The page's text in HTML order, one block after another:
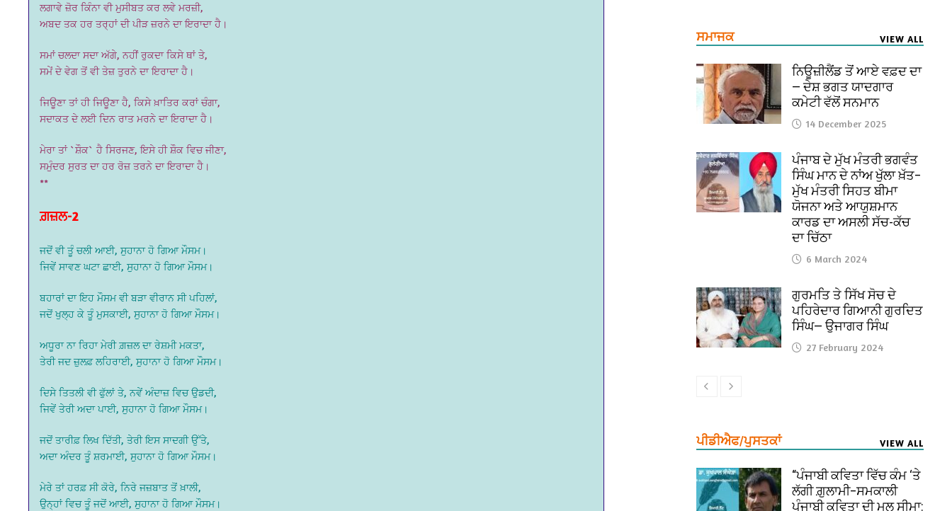
ਲਗਾਵੇ ਜ਼ੋਰ ਕਿੰਨਾ ਵੀ ਮੁਸੀਬਤ ਕਰ ਲਵੇ ਮਰਜ਼ੀ,
ਅਬਦ ਤਕ ਹਰ ਤਰ੍ਹਾਂ ਦੀ ਪੀੜ ਜ਼ਰਨੇ ਦਾ ਇਰਾਦਾ ਹੈ।
ਸਮਾਂ ਚਲਦਾ ਸਦਾ ਅੱਗੇ, ਨਹੀਂ ਰੁਕਦਾ ਕਿਸੇ ਥਾਂ ਤੇ,
ਸਮੇਂ ਦੇ ਵੇਗ ਤੋਂ ਵੀ ਤੇਜ਼ ਤੁਰਨੇ ਦਾ ਇਰਾਦਾ ਹੈ।
ਜਿਊਣਾ ਤਾਂ ਹੀ ਜਿਊਣਾ ਹੈ, ਕਿਸੇ ਖ਼ਾਤਿਰ ਕਰਾਂ ਚੰਗਾ,
ਸਦਾਕਤ ਦੇ ਲਈ ਦਿਨ ਰਾਤ ਮਰਨੇ ਦਾ ਇਰਾਦਾ ਹੈ।
ਮੇਰਾ ਤਾਂ `ਸ਼ੌਕ` ਹੈ ਸਿਰਜਣ, ਇਸੇ ਹੀ ਸ਼ੌਕ ਵਿਚ ਜੀਣਾ,
ਸਮੁੰਦਰ ਸੁਰਤ ਦਾ ਹਰ ਰੋਜ਼ ਤਰਨੇ ਦਾ ਇਰਾਦਾ ਹੈ।
**
ਗ਼ਜ਼ਲ-2
ਜਦੋਂ ਵੀ ਤੂੰ ਚਲੀ ਆਈ, ਸੁਹਾਨਾ ਹੋ ਗਿਆ ਮੌਸਮ।
ਜਿਵੇਂ ਸਾਵਣ ਘਟਾ ਛਾਈ, ਸੁਹਾਨਾ ਹੋ ਗਿਆ ਮੌਸਮ।
ਬਹਾਰਾਂ ਦਾ ਇਹ ਮੌਸਮ ਵੀ ਬੜਾ ਵੀਰਾਨ ਸੀ ਪਹਿਲਾਂ,
ਜਦੋਂ ਖੁਲ੍ਹ ਕੇ ਤੂੰ ਮੁਸਕਾਈ, ਸੁਹਾਨਾ ਹੋ ਗਿਆ ਮੌਸਮ।
ਅਧੂਰਾ ਨਾ ਰਿਹਾ ਮੇਰੀ ਗ਼ਜ਼ਲ ਦਾ ਰੇਸ਼ਮੀ ਮਕਤਾ,
ਤੇਰੀ ਜਦ ਜ਼ੁਲਫ਼ ਲਹਿਰਾਈ, ਸੁਹਾਨਾ ਹੋ ਗਿਆ ਮੌਸਮ।
ਦਿਸੇ ਤਿਤਲੀ ਵੀ ਫੁੱਲਾਂ ਤੇ, ਨਵੇਂ ਅੰਦਾਜ਼ ਵਿਚ ਉਡਦੀ,
ਜਿਵੇਂ ਤੇਰੀ ਅਦਾ ਪਾਈ, ਸੁਹਾਨਾ ਹੋ ਗਿਆ ਮੌਸਮ।
ਜਦੋਂ ਤਾਰੀਫ਼ ਲਿਖ ਦਿੱਤੀ, ਤੇਰੀ ਇਸ ਸਾਦਗੀ ਉੱਤੇ,
ਅਦਾ ਅੰਦਰ ਤੂੰ ਸ਼ਰਮਾਈ, ਸੁਹਾਨਾ ਹੋ ਗਿਆ ਮੌਸਮ।
ਮੇਰੇ ਤਾਂ ਹਰਫ਼ ਸੀ ਕੋਰੇ, ਨਿਰੇ ਜਜ਼ਬਾਤ ਤੋਂ ਖ਼ਾਲੀ,
ਉਨ੍ਹਾਂ ਵਿਚ ਤੂੰ ਜਦੋਂ ਆਈ, ਸੁਹਾਨਾ ਹੋ ਗਿਆ ਮੌਸਮ।
ਸਮਾਜਕ VIEW ALL
ਨਿਊਜ਼ੀਲੈਂਡ ਤੋਂ ਆਏ ਵਫ਼ਦ ਦਾ
— ਦੇਸ਼ ਭਗਤ ਯਾਦਗਾਰ
ਕਮੇਟੀ ਵੱਲੋਂ ਸਨਮਾਨ
14 December 2025
ਪੰਜਾਬ ਦੇ ਮੁੱਖ ਮੰਤਰੀ ਭਗਵੰਤ
ਸਿੰਘ ਮਾਨ ਦੇ ਨਾਂਅ ਖੁੱਲਾ ਖ਼ੱਤ–
ਮੁੱਖ ਮੰਤਰੀ ਸਿਹਤ ਬੀਮਾ
ਯੋਜਨਾ ਅਤੇ ਆਯੁਸ਼ਮਾਨ
ਕਾਰਡ ਦਾ ਅਸਲੀ ਸੱਚ-ਕੱਚ
ਦਾ ਚਿੱਠਾ
6 March 2024
ਗੁਰਮਤਿ ਤੇ ਸਿੱਖ ਸੋਚ ਦੇ
ਪਹਿਰੇਦਾਰ ਗਿਆਨੀ ਗੁਰਦਿਤ
ਸਿੰਘ— ਉਜਾਗਰ ਸਿੰਘ
27 February 2024
ਪੀਡੀਐਫ/ਪੁਸਤਕਾਂ VIEW ALL
“ਪੰਜਾਬੀ ਕਵਿਤਾ ਵਿੱਚ ਕੰਮ ‘ਤੇ
ਲੱਗੀ ਗ਼ੁਲਾਮੀ–ਸਮਕਾਲੀ
ਪੰਜਾਬੀ ਕਵਿਤਾ ਦੀ ਮੂਲ ਸੀਮਾ: